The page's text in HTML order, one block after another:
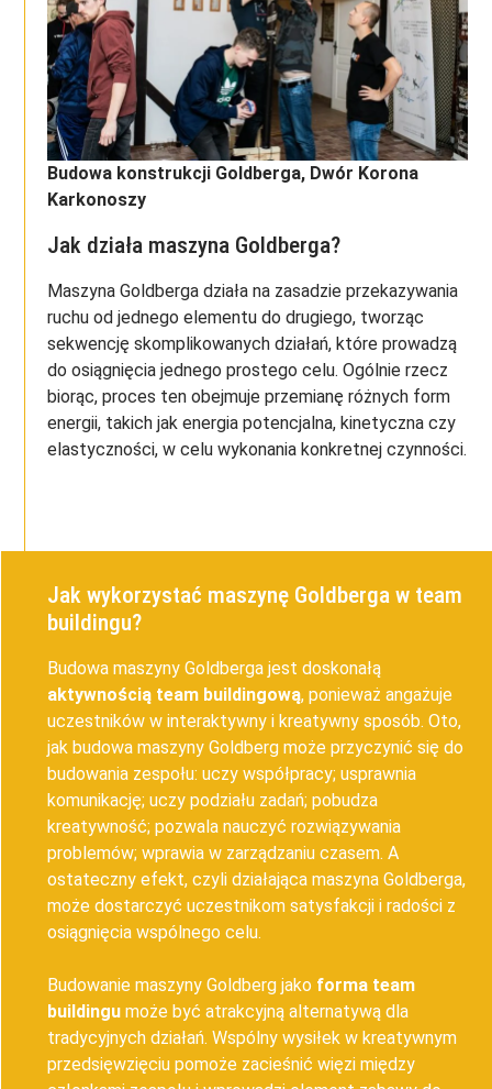
Budowa konstrukcji Goldberga, Dwór Korona
Karkonoszy
Jak działa maszyna Goldberga?
Maszyna Goldberga działa na zasadzie przekazywania
ruchu od jednego elementu do drugiego, tworząc
sekwencję skomplikowanych działań, które prowadzą
do osiągnięcia jednego prostego celu. Ogólnie rzecz
biorąc, proces ten obejmuje przemianę różnych form
energii, takich jak energia potencjalna, kinetyczna czy
elastyczności, w celu wykonania konkretnej czynności.
Jak wykorzystać maszynę Goldberga w team
buildingu?
Budowa maszyny Goldberga jest doskonałą
aktywnością team buildingową, ponieważ angażuje
uczestników w interaktywny i kreatywny sposób. Oto,
jak budowa maszyny Goldberg może przyczynić się do
budowania zespołu: uczy współpracy; usprawnia
komunikację; uczy podziału zadań; pobudza
kreatywność; pozwala nauczyć rozwiązywania
problemów; wprawia w zarządzaniu czasem. A
ostateczny efekt, czyli działająca maszyna Goldberga,
może dostarczyć uczestnikom satysfakcji i radości z
osiągnięcia wspólnego celu.
Budowanie maszyny Goldberg jako forma team
buildingu może być atrakcyjną alternatywą dla
tradycyjnych działań. Wspólny wysiłek w kreatywnym
przedsięwzięciu pomoże zacieśnić więzi między